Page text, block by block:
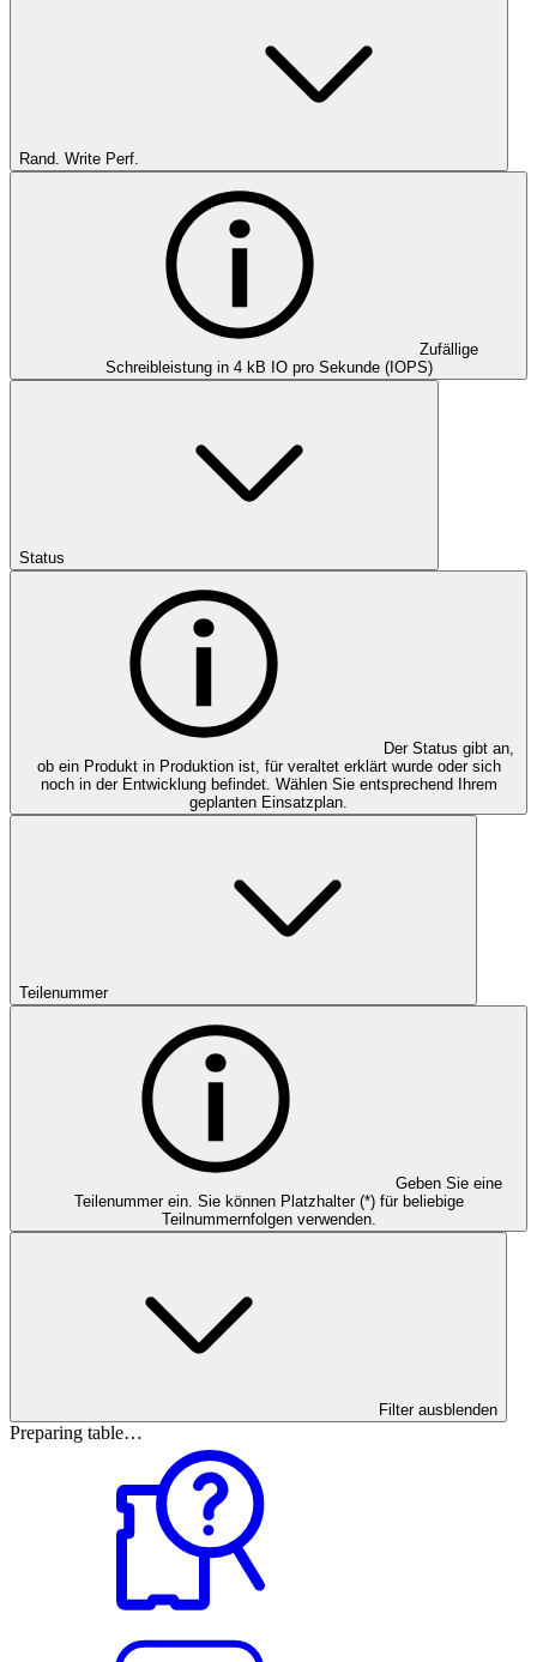
Rand. Write Perf.
Zufällige
Schreibleistung in 4 kB IO pro Sekunde (IOPS)
Status
Der Status gibt an,
ob ein Produkt in Produktion ist, für veraltet erklärt wurde oder sich
noch in der Entwicklung befindet. Wählen Sie entsprechend Ihrem
geplanten Einsatzplan.
Teilenummer
Geben Sie eine
Teilenummer ein. Sie können Platzhalter (*) für beliebige
Teilnummernfolgen verwenden.
Filter ausblenden
Preparing table…